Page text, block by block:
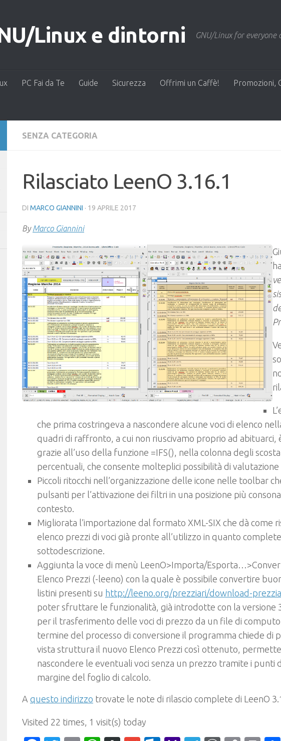
Linux e dintorni GNU/Linux for everyone
PC Fai da Te Guide Sicurezza Offrimi un Caffè! Promozioni,
SENZA CATEGORIA
Rilasciato LeenO 3.16.1
DI MARCO GIANNINI · 19 APRILE 2017
ByMarco Giannini
ha
che prima costringeva a nascondere alcune voci di elenco
quadri di raffronto, a cui non riuscivamo proprio ad abituarci,
grazie all’uso della funzione =IFS(), nella colonna degli
percentuali, che consente molteplici possibilità di
Piccoli ritocchi nell’organizzazione delle icone nelle toolbar
pulsanti per l’attivazione dei filtri in una posizione più
contesto.
Migliorata l’importazione dal formato XML-SIX che dà come
elenco prezzi di voci già pronte all’utilizzo in quanto
sottodescrizione.
Aggiunta la voce di menù LeenO>Importa/
Elenco Prezzi (-leeno) con la quale è possibile convertire
listini presenti su http://leeno.org/prezziari/download-
poter sfruttare le funzionalità, già introdotte con la versione
per il trasferimento delle voci di prezzo da un file di computo
termine del processo di conversione il programma chiede di
vista struttura il nuovo Elenco Prezzi così ottenuto,
nascondere le eventuali voci senza un prezzo tramite i punti
margine del foglio di calcolo.
A questo indirizzo trovate le note di rilascio complete di LeenO
Visited 22 times, 1 visit(s) today